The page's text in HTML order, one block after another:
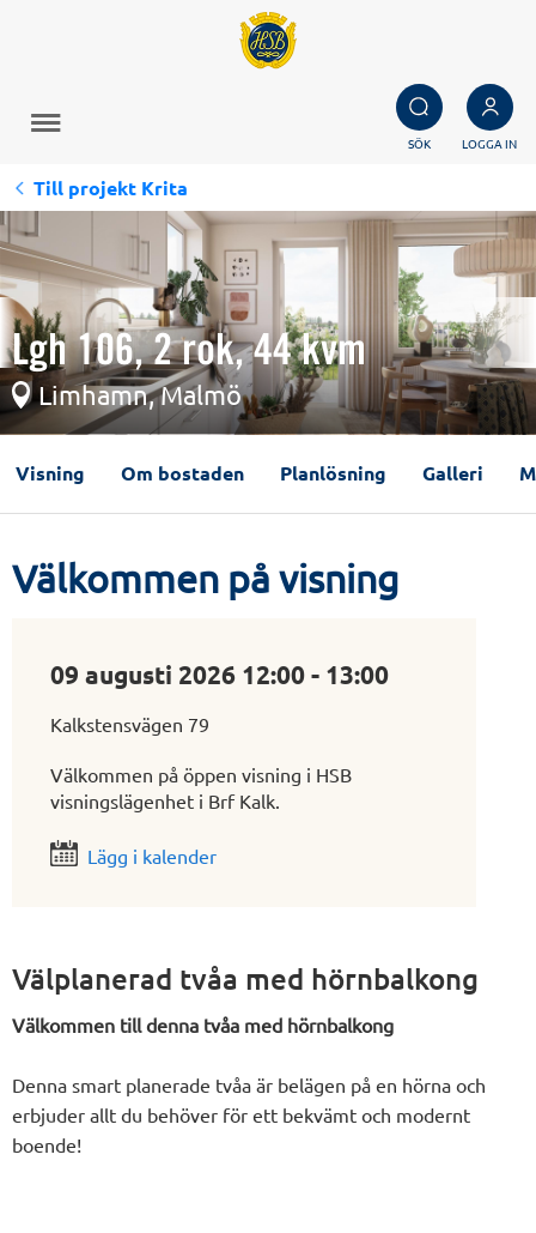
SÖK LOGGA IN
Till projekt Krita
Lgh 106, 2 rok, 44 kvm
Limhamn, Malmö
Visning Om bostaden Planlösning Galleri
Välkommen på visning
09 augusti 2026 12:00 - 13:00
Kalkstensvägen 79
Välkommen på öppen visning i HSB
visningslägenhet i Brf Kalk.
Lägg i kalender
Välplanerad tvåa med hörnbalkong
Välkommen till denna tvåa med hörnbalkong
Denna smart planerade tvåa är belägen på en hörna och
erbjuder allt du behöver för ett bekvämt och modernt
boende!